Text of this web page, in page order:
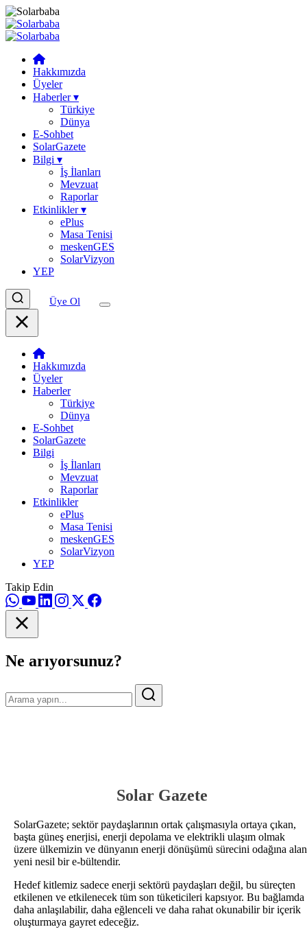
Hakkımızda
Üyeler
Haberler▾
Türkiye
Dünya
E-Sohbet
SolarGazete
Bilgi ▾
İş İlanları
Mevzuat
Raporlar
Etkinlikler▾
ePlus
Masa Tenisi
meskenGES
SolarVizyon
YEP
Üye Ol
Hakkımızda
Üyeler
Haberler
Türkiye
Dünya
E-Sohbet
SolarGazete
Bilgi
İş İlanları
Mevzuat
Raporlar
Etkinlikler
ePlus
Masa Tenisi
meskenGES
SolarVizyon
YEP
Takip Edin
Ne arıyorsunuz?
Solar Gazete
SolarGazete; sektör paydaşlarının ortak çalışmasıyla ortaya çıkan,
başta güneş enerjisi, enerji depolama ve elektrikli ulaşım olmak
üzere ülkemizin ve dünyanın enerji dönüşümü sürecini odağına alan
yeni nesil bir e-bültendir.
Hedef kitlemiz sadece enerji sektörü paydaşları değil, bu süreçten
etkilenen ve etkilenecek tüm son tüketicileri kapsıyor. Bu bağlamda
daha anlaşılabilir, daha eğlenceli ve daha rahat okunabilir bir içerik
oluşturmaya gayret edeceğiz.